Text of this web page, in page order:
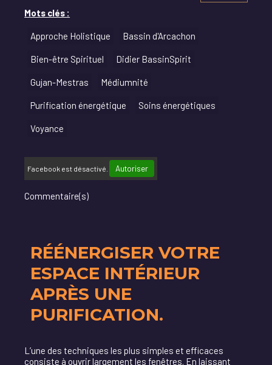
Mots clés :
Approche Holistique Bassin d'Arcachon
Bien-être Spirituel Didier BassinSpirit
Gujan-Mestras Médiumnité
Purification énergétique Soins énergétiques
Voyance
Facebook est désactivé. Autoriser
Commentaire(s)
RÉÉNERGISER VOTRE
ESPACE INTÉRIEUR
APRÈS UNE
PURIFICATION.
L’une des techniques les plus simples et efficaces
consiste à ouvrir largement les fenêtres. En laissant